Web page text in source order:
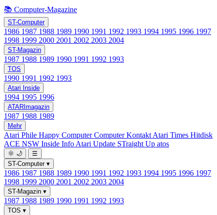
📚 Computer-Magazine
ST-Computer
1986 1987 1988 1989 1990 1991 1992 1993 1994 1995 1996 1997
1998 1999 2000 2001 2002 2003 2004
ST-Magazin
1987 1988 1989 1990 1991 1992 1993
TOS
1990 1991 1992 1993
Atari Inside
1994 1995 1996
ATARImagazin
1987 1988 1989
Mehr
Atari Phile Happy ComputerComputer Kontakt Atari Times Hitdisk
ACE NSW Inside Info Atari Update STraight Up atos
🌞 🌙
☰
ST-Computer ▾
1986 1987 1988 1989 1990 1991 1992 1993 1994 1995 1996 1997
1998 1999 2000 2001 2002 2003 2004
ST-Magazin ▾
1987 1988 1989 1990 1991 1992 1993
TOS ▾